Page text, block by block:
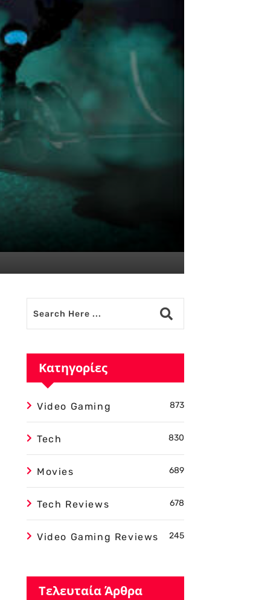
Κατηγορίες
Video Gaming 873
Tech 830
Movies 689
Tech Reviews 678
Video Gaming Reviews 245
Τελευταία Άρθρα